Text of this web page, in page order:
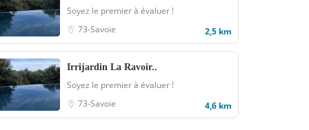
Soyez le premier à évaluer !
73-Savoie
2,5 km
Irrijardin La Ravoir..
Soyez le premier à évaluer !
73-Savoie
4,6 km